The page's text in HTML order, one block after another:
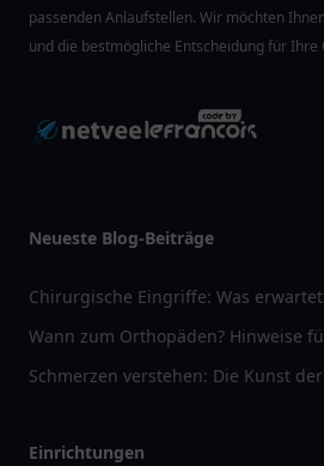
passenden Anlaufstellen. Wir möchten
und die bestmögliche Entscheidung für
Neueste Blog-Beiträge
Chirurgische Eingriffe: Was erwartet
Wann zum Orthopäden? Hinweise
Schmerzen verstehen: Die Kunst
Einrichtungen